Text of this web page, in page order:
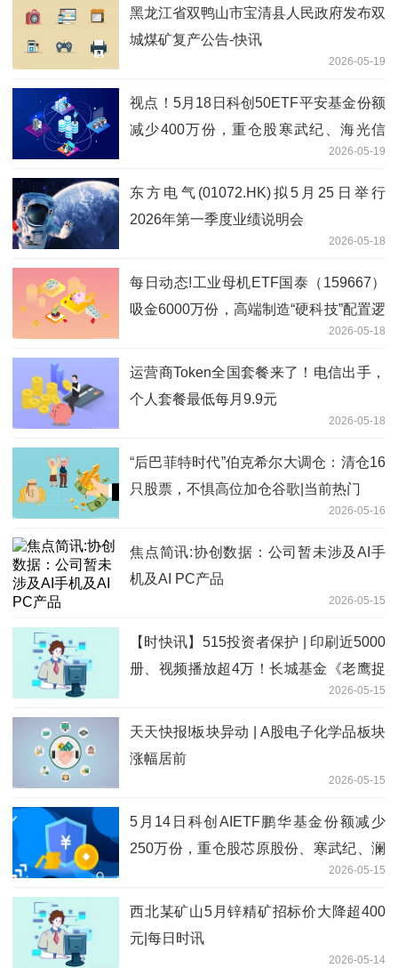
黑龙江省双鸭山市宝清县人民政府发布双
城煤矿复产公告-快讯
2026-05-19
视点！5月18日科创50ETF平安基金份额
减少400万份，重仓股寒武纪、海光信
2026-05-19
东方电气(01072.HK)拟5月25日举行
2026年第一季度业绩说明会
2026-05-18
每日动态!工业母机ETF国泰（159667）
吸金6000万份，高端制造“硬科技”配置逻
2026-05-18
运营商Token全国套餐来了！电信出手，
个人套餐最低每月9.9元
2026-05-18
“后巴菲特时代”伯克希尔大调仓：清仓16
只股票，不惧高位加仓谷歌|当前热门
2026-05-16
焦点简讯:协创数据：公司暂未涉及AI手
机及AI PC产品
2026-05-15
【时快讯】515投资者保护 | 印刷近5000
册、视频播放超4万！长城基金《老鹰捉
小基》荣获2026年度最佳投资者教育创
新奖
2026-05-15
天天快报!板块异动 | A股电子化学品板块
涨幅居前
2026-05-15
5月14日科创AIETF鹏华基金份额减少
250万份，重仓股芯原股份、寒武纪、澜
2026-05-15
西北某矿山5月锌精矿招标价大降超400
元|每日时讯
2026-05-14